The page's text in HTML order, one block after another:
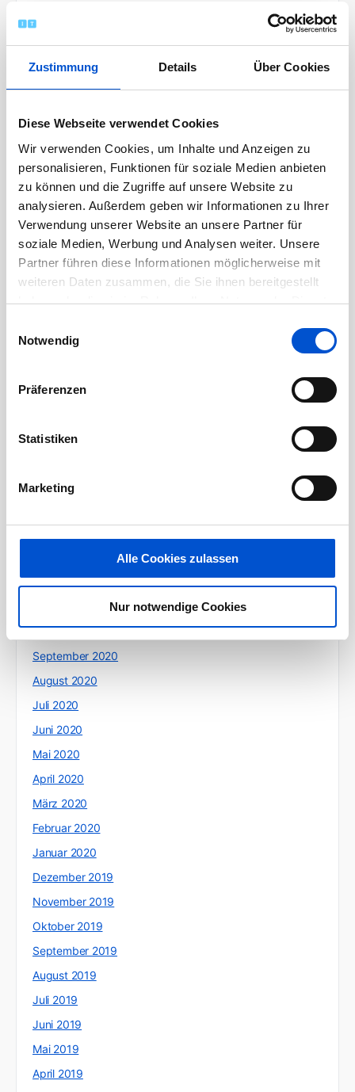
Zustimmung Details Über Cookies
Diese Webseite verwendet Cookies
Wir verwenden Cookies, um Inhalte und Anzeigen zu
personalisieren, Funktionen für soziale Medien anbieten
zu können und die Zugriffe auf unsere Website zu
analysieren. Außerdem geben wir Informationen zu Ihrer
Verwendung unserer Website an unsere Partner für
soziale Medien, Werbung und Analysen weiter. Unsere
Partner führen diese Informationen möglicherweise mit
weiteren Daten zusammen, die Sie ihnen bereitgestellt
haben oder die sie im Rahmen Ihrer Nutzung der Dienste
Notwendig
Präferenzen
Statistiken
Marketing
Alle Cookies zulassen
Nur notwendige Cookies
November 2022
September 2022
August 2022
Mai 2022
April 2022
März 2022
Februar 2022
Januar 2022
Dezember 2021
Oktober 2021
August 2021
Juni 2021
April 2021
Dezember 2020
November 2020
Oktober 2020
September 2020
August 2020
Juli 2020
Juni 2020
Mai 2020
April 2020
März 2020
Februar 2020
Januar 2020
Dezember 2019
November 2019
Oktober 2019
September 2019
August 2019
Juli 2019
Juni 2019
Mai 2019
April 2019